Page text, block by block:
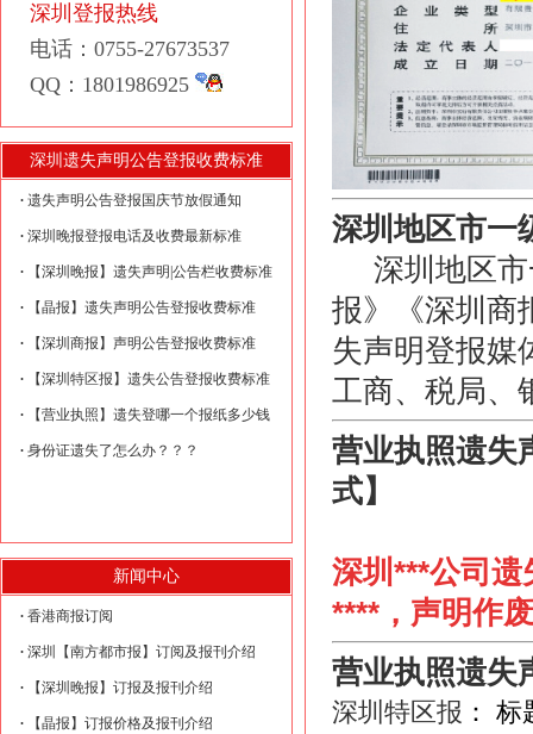
深圳登报热线
电话：0755-27673537
QQ：1801986925
深圳遗失声明公告登报收费标准
遗失声明公告登报国庆节放假通知
深圳晚报登报电话及收费最新标准
【深圳晚报】遗失声明|公告栏收费标准
【晶报】遗失声明公告登报收费标准
【深圳商报】声明公告登报收费标准
【深圳特区报】遗失公告登报收费标准
【营业执照】遗失登哪一个报纸多少钱
身份证遗失了怎么办？？？
新闻中心
香港商报订阅
深圳【南方都市报】订阅及报刊介绍
【深圳晚报】订报及报刊介绍
【晶报】订报价格及报刊介绍
深圳地区市一
深圳地区市
报》《深圳商
失声明登报媒
工商、税局、
营业执照遗失
式】
深圳***公司
****，声明作
营业执照遗失
深圳特区报 ：